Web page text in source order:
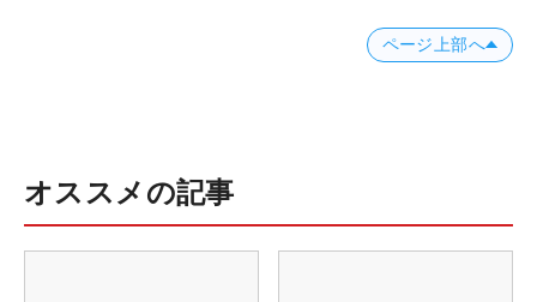
ページ上部へ
オススメの記事